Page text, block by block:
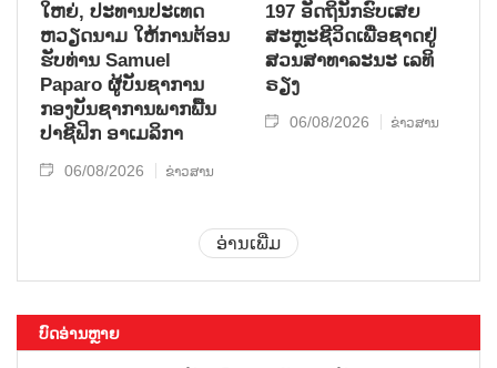
ໃຫຍ່, ປະ​ທານ​ປະ​ເທດ ​
ຫວຽດ​ນາມ ໃຫ້​ການ​ຕ້ອນ​
ຮັບ​ທ່ານ Samuel
Paparo ຜູ້​ບັນ​ຊາ​ການ
ກອງ​ບັນ​ຊາ​ການພາກ​ພື້ນ​
ປາ​ຊີ​ຟິກ ອາ​ເມ​ລິ​ກາ
06/08/2026 ຂ່າວສານ
197 ອັດ​ຖິ​ນັກ​ຮົບ​ເສຍ​
ສະຫຼະ​ຊີ​ວິດ​ເພື່ອ​ຊາດ​ຢູ່​
ສວນ​ສາ​ທາ​ລະ​ນະ ເລ​ທິ​
ຣຽງ
06/08/2026 ຂ່າວສານ
ອ່ານເພີ່ມ
ບົດອ່ານຫຼາຍ